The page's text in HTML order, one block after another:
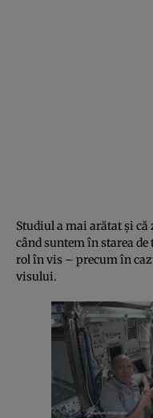
Studiul a mai arătat şi că
când suntem în starea de
rol în vis – precum în
visului.